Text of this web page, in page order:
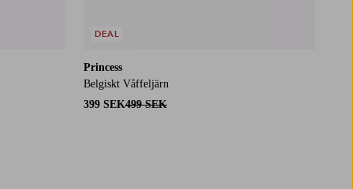
Princess
Belgiskt Våffeljärn
399 SEK499 SEK
DEAL